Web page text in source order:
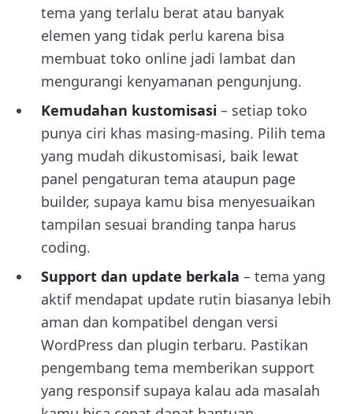
tema yang terlalu berat atau banyak
elemen yang tidak perlu karena bisa
membuat toko online jadi lambat dan
mengurangi kenyamanan pengunjung.
Kemudahan kustomisasi – setiap toko
punya ciri khas masing-masing. Pilih tema
yang mudah dikustomisasi, baik lewat
panel pengaturan tema ataupun page
builder, supaya kamu bisa menyesuaikan
tampilan sesuai branding tanpa harus
coding.
Support dan update berkala – tema yang
aktif mendapat update rutin biasanya lebih
aman dan kompatibel dengan versi
WordPress dan plugin terbaru. Pastikan
pengembang tema memberikan support
yang responsif supaya kalau ada masalah